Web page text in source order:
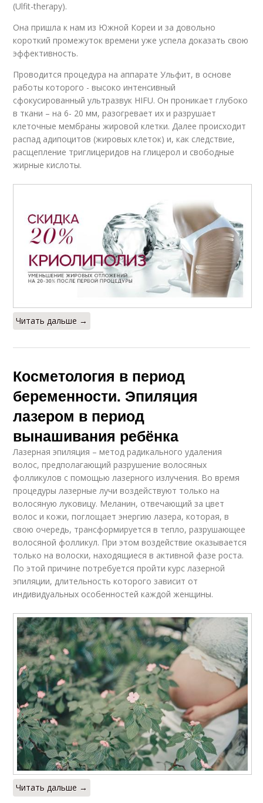
(Ulfit-therapy).
Она пришла к нам из Южной Кореи и за довольно
короткий промежуток времени уже успела доказать свою
эффективность.
Проводится процедура на аппарате Ульфит, в основе
работы которого - высоко интенсивный
сфокусированный ультразвук HIFU. Он проникает глубоко
в ткани – на 6- 20 мм, разогревает их и разрушает
клеточные мембраны жировой клетки. Далее происходит
распад адипоцитов (жировых клеток) и, как следствие,
расщепление триглицеридов на глицерол и свободные
жирные кислоты.
Читать дальше →
Косметология в период
беременности. Эпиляция
лазером в период
вынашивания ребёнка
Лазерная эпиляция – метод радикального удаления
волос, предполагающий разрушение волосяных
фолликулов с помощью лазерного излучения. Во время
процедуры лазерные лучи воздействуют только на
волосяную луковицу. Меланин, отвечающий за цвет
волос и кожи, поглощает энергию лазера, которая, в
свою очередь, трансформируется в тепло, разрушающее
волосяной фолликул. При этом воздействие оказывается
только на волоски, находящиеся в активной фазе роста.
По этой причине потребуется пройти курс лазерной
эпиляции, длительность которого зависит от
индивидуальных особенностей каждой женщины.
Читать дальше →